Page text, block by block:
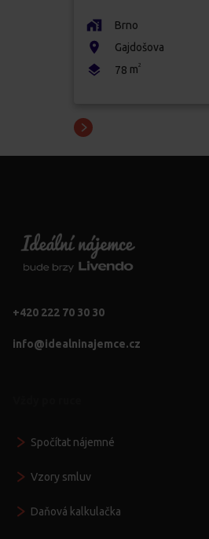
Brno
Gajdošova
78 m2
+420 222 70 30 30
info@idealninajemce.cz
Spočítat nájemné
Vzory smluv
Daňová kalkulačka